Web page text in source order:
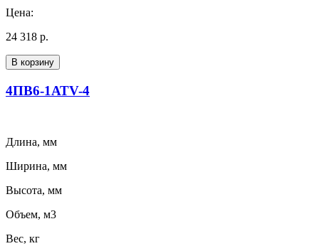
Цена:
24 318 р.
В корзину
4ПВ6-1АТV-4
Длина, мм
Ширина, мм
Высота, мм
Объем, м3
Вес, кг